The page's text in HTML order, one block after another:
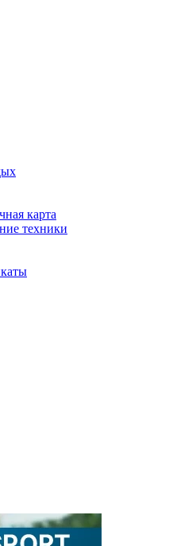
карта
техники